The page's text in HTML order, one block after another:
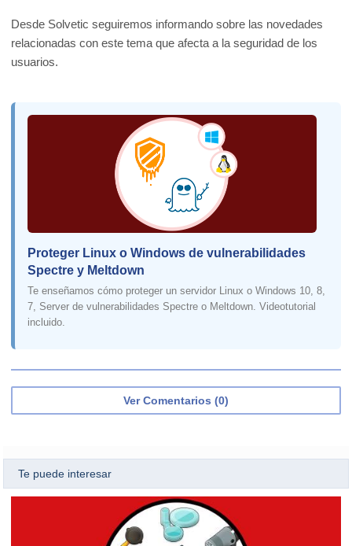
Desde Solvetic seguiremos informando sobre las novedades
relacionadas con este tema que afecta a la seguridad de los
usuarios.
Proteger Linux o Windows de vulnerabilidades
Spectre y Meltdown
Te enseñamos cómo proteger un servidor Linux o Windows 10, 8,
7, Server de vulnerabilidades Spectre o Meltdown. Videotutorial
incluido.
Ver Comentarios (0)
Te puede interesar